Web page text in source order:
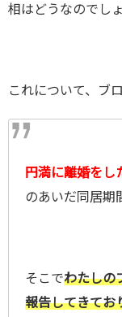
相はどうなのでし
これについて、ブ
円満に離婚をし
のあいだ同居期
そこでわたしの
報告してきてお